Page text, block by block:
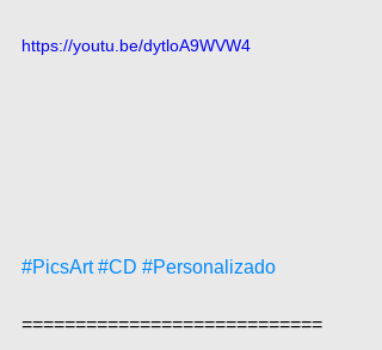
https://youtu.be/dytloA9WVW4
#PicsArt​ #CD #Personalizado
============================